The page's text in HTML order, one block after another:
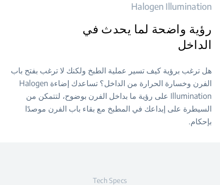
Halogen Illumination
رؤية واضحة لما يحدث في
الداخل
هل ترغب برؤية كيف تسير عملية الطبخ ولكنك لا ترغب بفتح باب
الفرن وخسارة الحرارة من الداخل؟ تساعدك إضاءة Halogen
Illumination على رؤية ما بداخل الفرن بوضوح، لتتمكن من
السيطرة على إبداعك في المطبخ مع بقاء باب الفرن موصدًا
بإحكام.
Tech Specs